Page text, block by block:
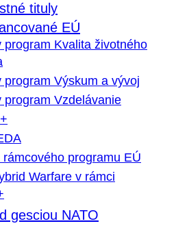
tituly
EÚ
program Kvalita životného
program Výskum a vývoj
program Vzdelávanie
rámcového programu EÚ
Warfare v rámci
gesciou NATO